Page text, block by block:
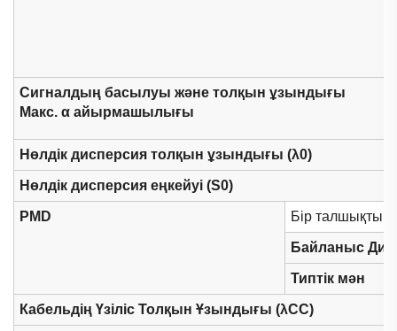
Сигналдың басылуы және толқын ұзындығы
Макс. α айырмашылығы
Нөлдік дисперсия толқын ұзындығы (λ0)
Нөлдік дисперсия еңкейуі (S0)
PMD Бір талшықтың
Байланыс
Типтік мән
Кабельдің Үзіліс Толқын Ұзындығы (λCC)